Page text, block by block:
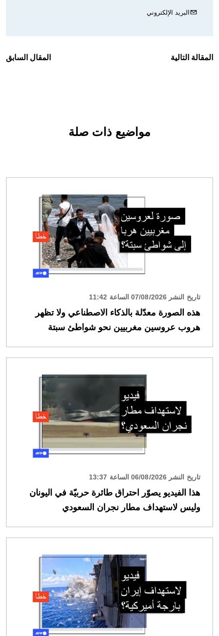
البريد الإلكتروني
المقالة التالية المقال السابق
مواضيع ذات صلة
تاريخ النشر 07/08/2026 الساعة 11:42
هذه الصورة معدّلة بالذكاء الاصطناعي ولا تظهر
هروب عروسين مغربيين نحو شواطئ سبتة
تاريخ النشر 06/08/2026 الساعة 13:37
هذا الفيديو يصوّر احتراق طائرة حربيّة في اليونان
وليس لاستهداف مطار نجران السعودي